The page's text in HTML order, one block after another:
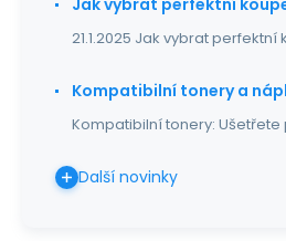
Jak vybrat perfektní
21.1.2025 Jak vybrat
Kompatibilní tonery a
Kompatibilní tonery: Ušetřete
Další novinky